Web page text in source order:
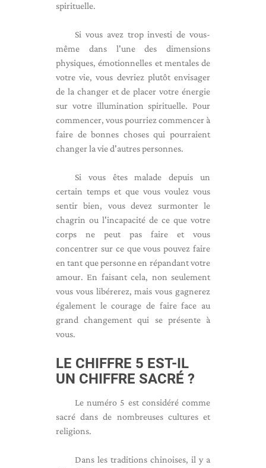
spirituelle.
Si vous avez trop investi de vous-
même dans l'une des dimensions
physiques, émotionnelles et mentales de
votre vie, vous devriez plutôt envisager
de la changer et de placer votre énergie
sur votre illumination spirituelle. Pour
commencer, vous pourriez commencer à
faire de bonnes choses qui pourraient
changer la vie d'autres personnes.
Si vous êtes malade depuis un
certain temps et que vous voulez vous
sentir bien, vous devez surmonter le
chagrin ou l'incapacité de ce que votre
corps ne peut pas faire et vous
concentrer sur ce que vous pouvez faire
en tant que personne en répandant votre
amour. En faisant cela, non seulement
vous vous libérerez, mais vous gagnerez
également le courage de faire face au
grand changement qui se présente à
vous.
LE CHIFFRE 5 EST-IL
UN CHIFFRE SACRÉ ?
Le numéro 5 est considéré comme
sacré dans de nombreuses cultures et
religions.
Dans les traditions chinoises, il y a